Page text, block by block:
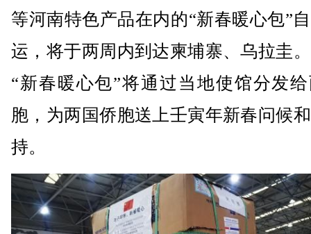
等河南特色产品在内的“新春暖心包”
运，将于两周内到达柬埔寨、乌拉圭
“新春暖心包”将通过当地使馆分发
胞，为两国侨胞送上壬寅年新春问候
持。